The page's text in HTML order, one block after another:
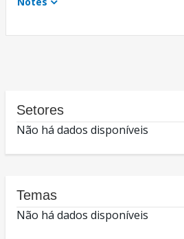
Setores
Não há dados disponíveis
Temas
Não há dados disponíveis